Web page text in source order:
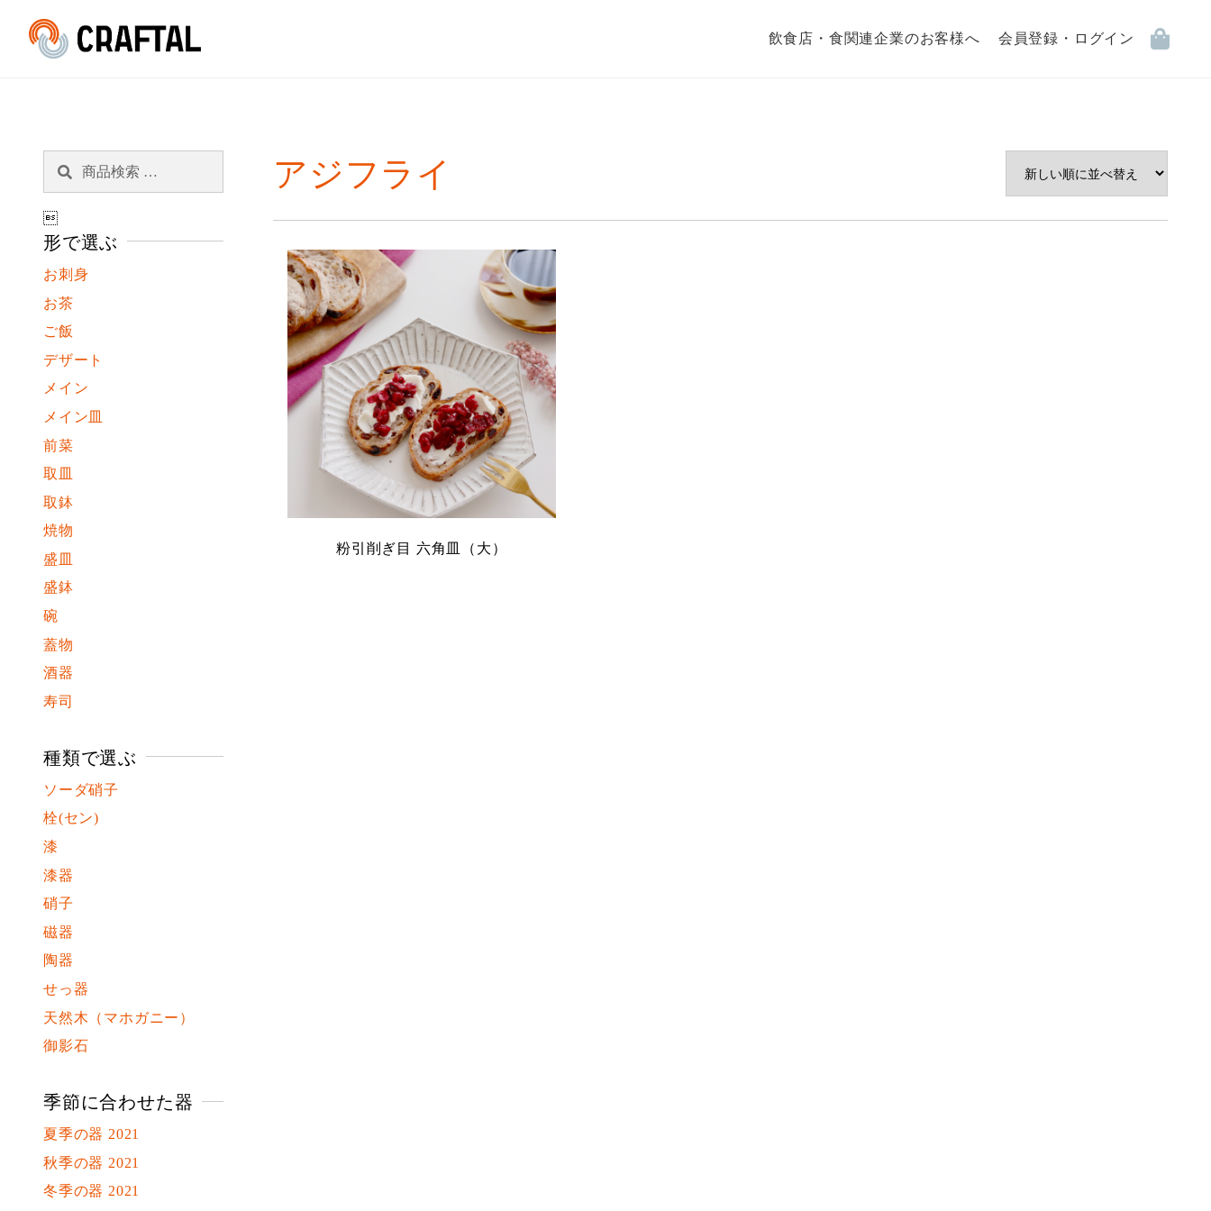
飲食店・食関連企業のお客様へ 会員登録・ログイン
アジフライ
粉引削ぎ目 六角皿（大）
象:

形で選ぶ
お刺身
お茶
ご飯
デザート
メイン
メイン皿
前菜
取皿
取鉢
焼物
盛皿
盛鉢
碗
蓋物
酒器
寿司
種類で選ぶ
ソーダ硝子
栓(セン)
漆
漆器
硝子
磁器
陶器
せっ器
天然木（マホガニー）
御影石
季節に合わせた器
夏季の器 2021
秋季の器 2021
冬季の器 2021